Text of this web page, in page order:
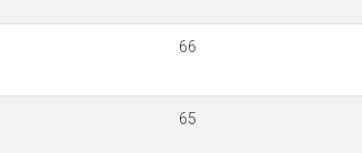
66
65